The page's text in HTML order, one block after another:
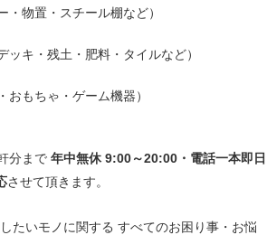
物置・スチール棚など）
キ・残土・肥料・タイルなど）
もちゃ・ゲーム機器）
分まで 年中無休 9:00～20:00・電話一本即日
させて頂きます。
たいモノに関する すべてのお困り事・お悩